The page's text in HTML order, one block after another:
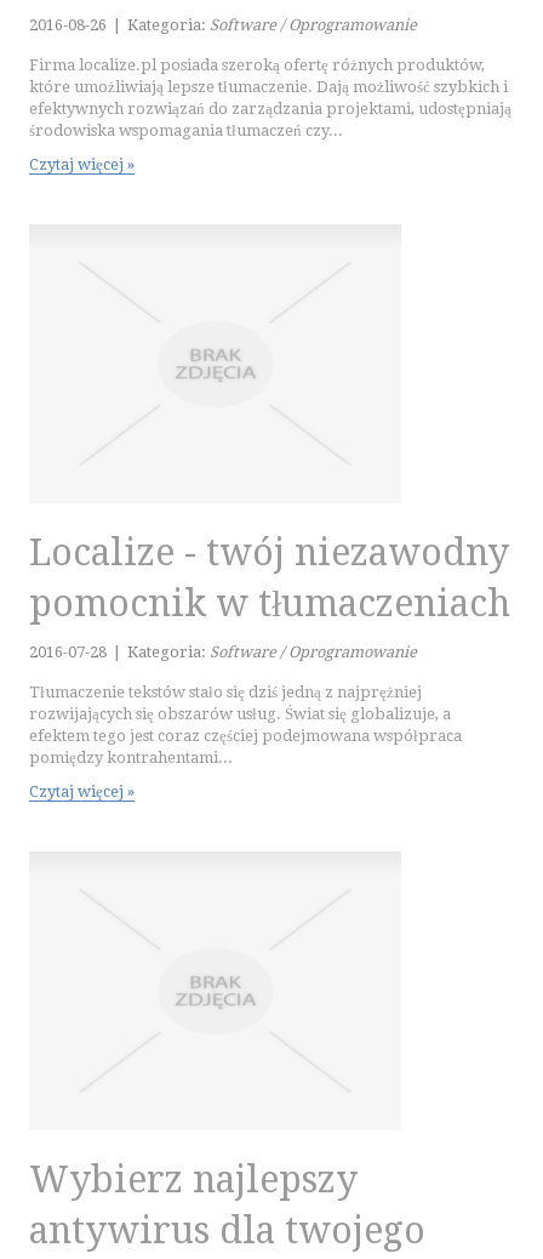
DIETETYKA, ODCHUDZANIE
KOSMETYKI
KONTAKT
2016-08-26 Kategoria: Software / Oprogramowanie
Firma localize.pl posiada szeroką ofertę różnych produktów,
które umożliwiają lepsze tłumaczenie. Dają możliwość szybkich i
efektywnych rozwiązań do zarządzania projektami, udostępniają
środowiska wspomagania tłumaczeń czy...
Czytaj więcej »
Localize - twój niezawodny
pomocnik w tłumaczeniach
2016-07-28 Kategoria: Software / Oprogramowanie
Tłumaczenie tekstów stało się dziś jedną z najprężniej
rozwijających się obszarów usług. Świat się globalizuje, a
efektem tego jest coraz częściej podejmowana współpraca
pomiędzy kontrahentami...
Czytaj więcej »
Wybierz najlepszy
antywirus dla twojego